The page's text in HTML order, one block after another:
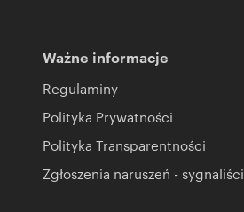
Ważne informacje
Regulaminy
Polityka Prywatności
Polityka Transparentności
Zgłoszenia naruszeń - sygnaliści